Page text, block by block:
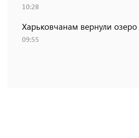
10:28
Харьковчанам вернули озеро
09:55